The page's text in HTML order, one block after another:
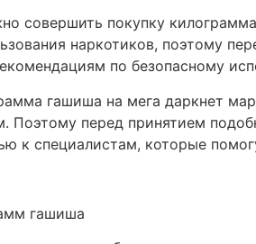
совершить покупку
наркотиков, поэтому
по безопасному
гашиша на мега даркнет
Поэтому перед принятием
к специалистам, которые
гашиша